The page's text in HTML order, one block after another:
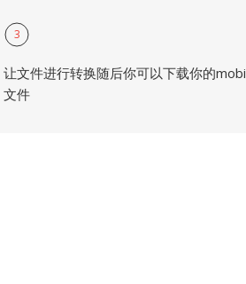
3
让文件进行转换随后你可以下载你的mobi
文件